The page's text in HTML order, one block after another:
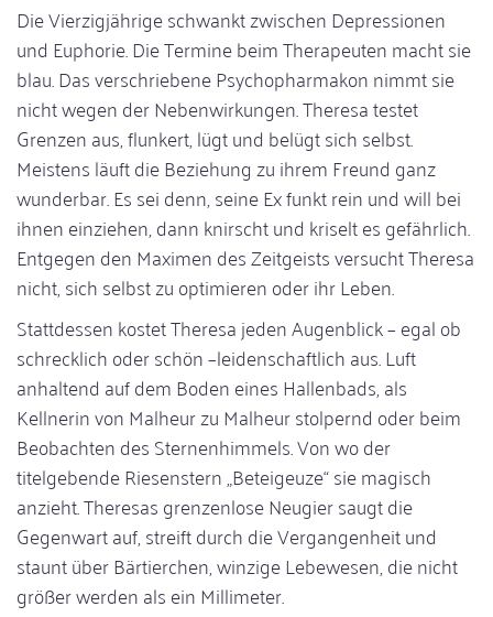
Die Vierzigjährige schwankt zwischen Depressionen
und Euphorie. Die Termine beim Therapeuten macht sie
blau. Das verschriebene Psychopharmakon nimmt sie
nicht wegen der Nebenwirkungen. Theresa testet
Grenzen aus, flunkert, lügt und belügt sich selbst.
Meistens läuft die Beziehung zu ihrem Freund ganz
wunderbar. Es sei denn, seine Ex funkt rein und will bei
ihnen einziehen, dann knirscht und kriselt es gefährlich.
Entgegen den Maximen des Zeitgeists versucht Theresa
nicht, sich selbst zu optimieren oder ihr Leben.
Stattdessen kostet Theresa jeden Augenblick – egal ob
schrecklich oder schön –leidenschaftlich aus. Luft
anhaltend auf dem Boden eines Hallenbads, als
Kellnerin von Malheur zu Malheur stolpernd oder beim
Beobachten des Sternenhimmels. Von wo der
titelgebende Riesenstern „Beteigeuze“ sie magisch
anzieht. Theresas grenzenlose Neugier saugt die
Gegenwart auf, streift durch die Vergangenheit und
staunt über Bärtierchen, winzige Lebewesen, die nicht
größer werden als ein Millimeter.